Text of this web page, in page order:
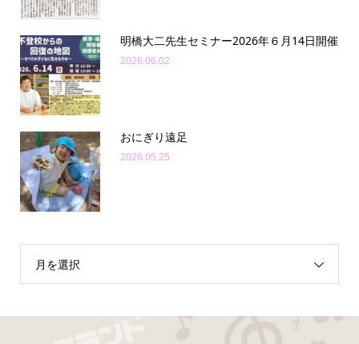
明橋大二先生セミナー2026年６月14日開催
2026.06.02
おにぎり遠足
2026.05.25
月を選択